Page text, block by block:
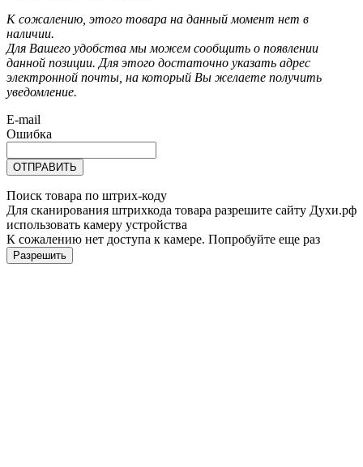
К сожалению, этого товара на данный момент нет в
наличии.
Для Вашего удобства мы можем сообщить о появлении
данной позиции. Для этого достаточно указать адрес
электронной почты, на который Вы желаете получить
уведомление.
E-mail
Ошибка
ОТПРАВИТЬ
Поиск товара по штрих-коду
Для сканирования штрихкода товара разрешите сайту Духи.рф
использовать камеру устройства
К сожалению нет доступа к камере. Попробуйте еще раз
Разрешить